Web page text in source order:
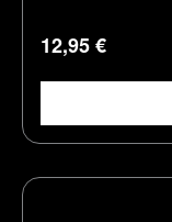
Regulärer Preis:
12,95 €